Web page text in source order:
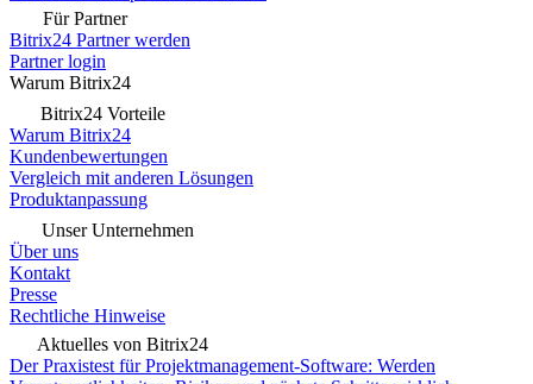
Für Partner
Bitrix24 Partner werden
Partner login
Warum Bitrix24
Bitrix24 Vorteile
Warum Bitrix24
Kundenbewertungen
Vergleich mit anderen Lösungen
Produktanpassung
Unser Unternehmen
Über uns
Kontakt
Presse
Rechtliche Hinweise
Aktuelles von Bitrix24
Der Praxistest für Projektmanagement-Software: Werden